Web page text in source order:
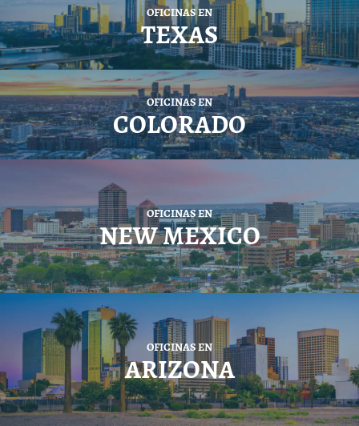
OFICINAS EN
TEXAS
OFICINAS EN
COLORADO
OFICINAS EN
NEW MEXICO
OFICINAS EN
ARIZONA